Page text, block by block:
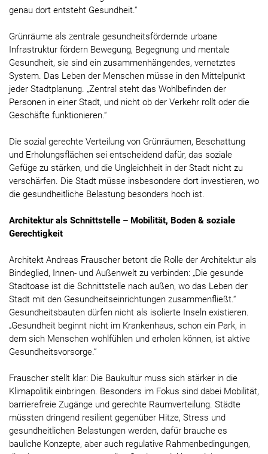
genau dort entsteht Gesundheit.“
Grünräume als zentrale gesundheitsfördernde urbane
Infrastruktur fördern Bewegung, Begegnung und mentale
Gesundheit, sie sind ein zusammenhängendes, vernetztes
System. Das Leben der Menschen müsse in den Mittelpunkt
jeder Stadtplanung. „Zentral steht das Wohlbefinden der
Personen in einer Stadt, und nicht ob der Verkehr rollt oder die
Geschäfte funktionieren.“
Die sozial gerechte Verteilung von Grünräumen, Beschattung
und Erholungsflächen sei entscheidend dafür, das soziale
Gefüge zu stärken, und die Ungleichheit in der Stadt nicht zu
verschärfen. Die Stadt müsse insbesondere dort investieren, wo
die gesundheitliche Belastung besonders hoch ist.
Architektur als Schnittstelle – Mobilität, Boden & soziale
Gerechtigkeit
Architekt Andreas Frauscher betont die Rolle der Architektur als
Bindeglied, Innen- und Außenwelt zu verbinden: „Die gesunde
Stadtoase ist die Schnittstelle nach außen, wo das Leben der
Stadt mit den Gesundheitseinrichtungen zusammenfließt.“
Gesundheitsbauten dürfen nicht als isolierte Inseln existieren.
„Gesundheit beginnt nicht im Krankenhaus, schon ein Park, in
dem sich Menschen wohlfühlen und erholen können, ist aktive
Gesundheitsvorsorge.“
Frauscher stellt klar: Die Baukultur muss sich stärker in die
Klimapolitik einbringen. Besonders im Fokus sind dabei Mobilität,
barrierefreie Zugänge und gerechte Raumverteilung. Städte
müssten dringend resilient gegenüber Hitze, Stress und
gesundheitlichen Belastungen werden, dafür brauche es
bauliche Konzepte, aber auch regulative Rahmenbedingungen,